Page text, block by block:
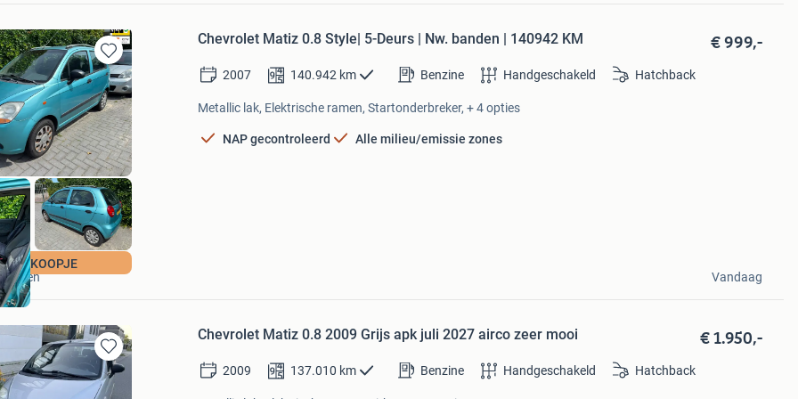
Bewaren
in
Mijn
Favorieten
| KOOPJE
Chevrolet Matiz 0.8 Style| 5-Deurs | Nw. banden | 140942 KM € 999,-
2007 140.942 km Benzine Handgeschakeld Hatchback
Metallic lak, Elektrische ramen, Startonderbreker, + 4 opties
NAP gecontroleerd Alle milieu/emissie zones
Autoservice
Vandaag
Bewaren
in
Mijn
Chevrolet Matiz 0.8 2009 Grijs apk juli 2027 airco zeer mooi € 1.950,-
2009 137.010 km Benzine Handgeschakeld Hatchback